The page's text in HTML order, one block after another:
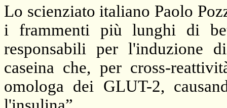
Lo scienziato italiano Paolo
i frammenti più lunghi di
responsabili per l'induzione
caseina che, per cross-
omologa dei GLUT-2,